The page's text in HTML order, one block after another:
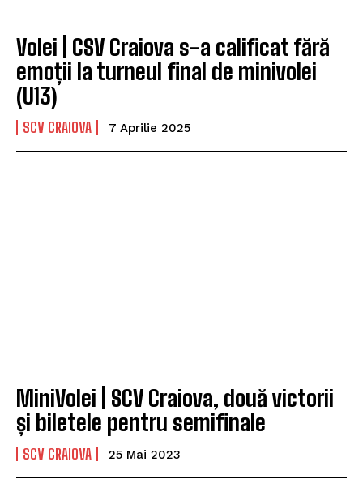
Volei | CSV Craiova s-a calificat fără
emoții la turneul final de minivolei
(U13)
SCV CRAIOVA 7 Aprilie 2025
MiniVolei | SCV Craiova, două victorii
și biletele pentru semifinale
SCV CRAIOVA 25 Mai 2023